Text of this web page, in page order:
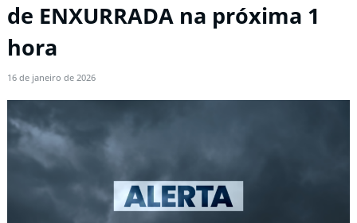
de ENXURRADA na próxima 1
hora
16 de janeiro de 2026